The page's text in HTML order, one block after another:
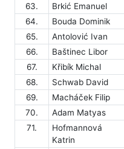
63.
Brkić Emanuel
64.
Bouda Dominik
65.
Antolović Ivan
66.
Baštinec Libor
67.
Křibík Michal
68.
Schwab David
69.
Macháček Filip
70.
Adam Matyas
71.
Hofmannová
Katrin